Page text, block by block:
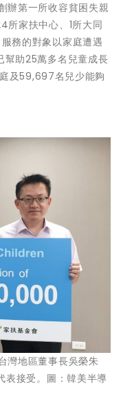
辦第一所收容貧困失親
所家扶中心、1所大同
務的對象以家庭遭遇
幫助25萬多名兒童成長
及59,697名兒少能夠
灣地區董事長吳榮朱
接受。圖：韓美半導